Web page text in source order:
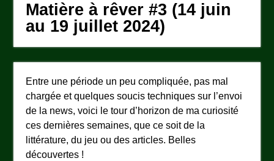
Matière à rêver #3 (14 juin
au 19 juillet 2024)
Entre une période un peu compliquée, pas mal
chargée et quelques soucis techniques sur l’envoi
de la news, voici le tour d’horizon de ma curiosité
ces dernières semaines, que ce soit de la
littérature, du jeu ou des articles. Belles
découvertes !